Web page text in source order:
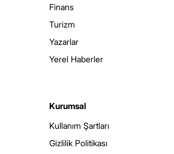
Finans
Turizm
Yazarlar
Yerel Haberler
Kurumsal
Kullanım Şartları
Gizlilik Politikası